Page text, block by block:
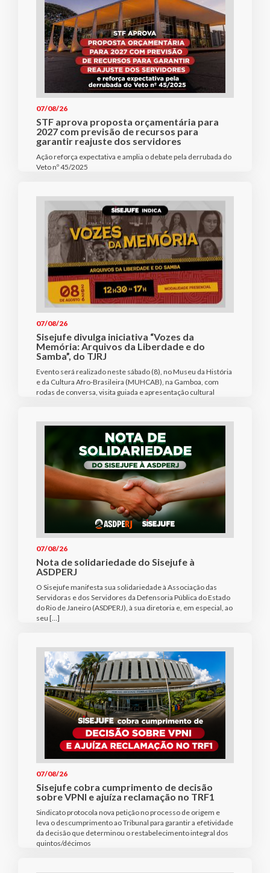
07/08/26
STF aprova proposta orçamentária para
2027 com previsão de recursos para
garantir reajuste dos servidores
Ação reforça expectativa e amplia o debate pela derrubada do
Veto nº 45/2025
07/08/26
Sisejufe divulga iniciativa “Vozes da
Memória: Arquivos da Liberdade e do
Samba”, do TJRJ
Evento será realizado neste sábado (8), no Museu da História
e da Cultura Afro-Brasileira (MUHCAB), na Gamboa, com
rodas de conversa, visita guiada e apresentação cultural
07/08/26
Nota de solidariedade do Sisejufe à
ASDPERJ
O Sisejufe manifesta sua solidariedade à Associação das
Servidoras e dos Servidores da Defensoria Pública do Estado
do Rio de Janeiro (ASDPERJ), à sua diretoria e, em especial, ao
seu […]
07/08/26
Sisejufe cobra cumprimento de decisão
sobre VPNI e ajuíza reclamação no TRF1
Sindicato protocola nova petição no processo de origem e
leva o descumprimento ao Tribunal para garantir a efetividade
da decisão que determinou o restabelecimento integral dos
quintos/décimos